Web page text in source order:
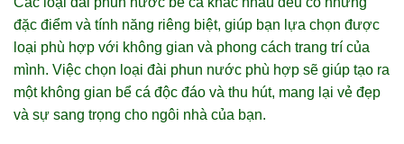
đặc điểm và tính năng riêng biệt, giúp bạn lựa chọn được
loại phù hợp với không gian và phong cách trang trí của
mình. Việc chọn loại đài phun nước phù hợp sẽ giúp tạo ra
một không gian bể cá độc đáo và thu hút, mang lại vẻ đẹp
và sự sang trọng cho ngôi nhà của bạn.